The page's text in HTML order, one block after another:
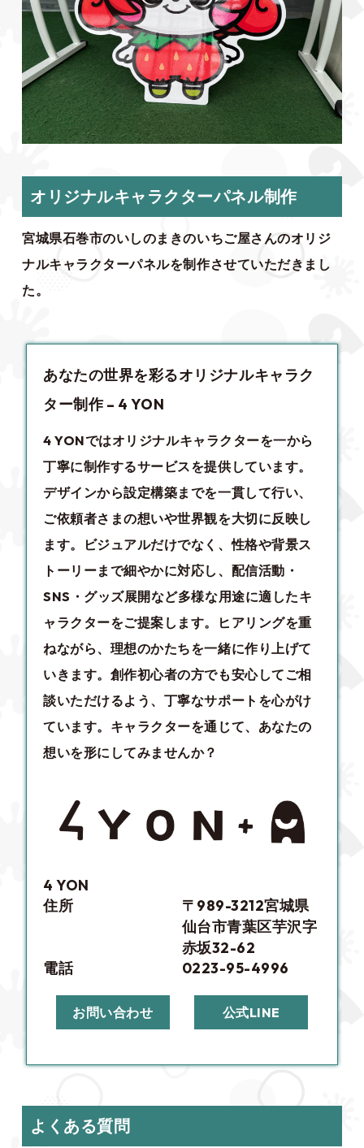
オリジナルキャラクターパネル制作
宮城県石巻市のいしのまきのいちご屋さんのオリジ
ナルキャラクターパネルを制作させていただきまし
た。
あなたの世界を彩るオリジナルキャラク
ター制作 – 4 YON
4 YONではオリジナルキャラクターを一から
丁寧に制作するサービスを提供しています。
デザインから設定構築までを一貫して行い、
ご依頼者さまの想いや世界観を大切に反映し
ます。ビジュアルだけでなく、性格や背景ス
トーリーまで細やかに対応し、配信活動・
SNS・グッズ展開など多様な用途に適したキ
ャラクターをご提案します。ヒアリングを重
ねながら、理想のかたちを一緒に作り上げて
いきます。創作初心者の方でも安心してご相
談いただけるよう、丁寧なサポートを心がけ
ています。キャラクターを通じて、あなたの
想いを形にしてみませんか？
4 YON
住所
〒989-3212宮城県
仙台市青葉区芋沢字
赤坂32-62
電話
0223-95-4996
お問い合わせ 公式LINE
よくある質問